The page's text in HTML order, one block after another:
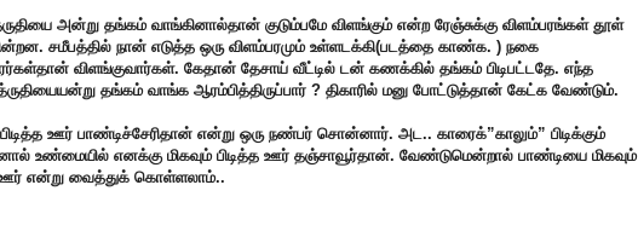
அன்று தங்கம் வாங்கினால்தான் குடும்பமே விளங்கும் என்ற ரேஞ்சுக்கு விளம்பரங்கள் தூள்
சமீபத்தில் நான் எடுத்த ஒரு விளம்பரமும் உள்ளடக்கி(படத்தை காண்க. ) நகை
விளங்குவார்கள். கேதான் தேசாய் வீட்டில் டன் கணக்கில் தங்கம் பிடிபட்டதே. எந்த
தங்கம் வாங்க ஆரம்பித்திருப்பார் ? திகாரில் மனு போட்டுத்தான் கேட்க வேண்டும்.
ஊர் பாண்டிச்சேரிதான் என்று ஒரு நண்பர் சொன்னார். அட.. காரைக்”காலும்” பிடிக்கும்
உண்மையில் எனக்கு மிகவும் பிடித்த ஊர் தஞ்சாவூர்தான். வேண்டுமென்றால் பாண்டியை மிகவும்
ஊர் என்று வைத்துக் கொள்ளலாம்..